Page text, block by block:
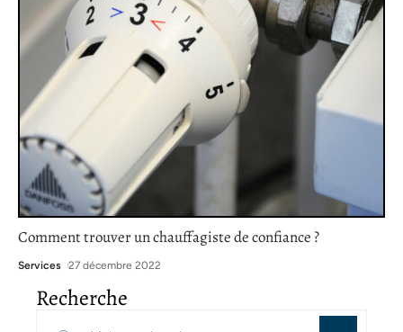
Comment trouver un chauffagiste de confiance ?
Services 27 décembre 2022
Recherche